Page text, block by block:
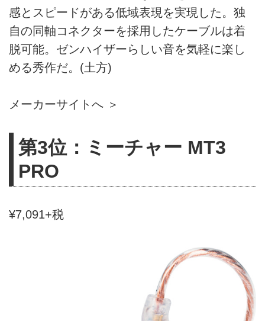
感とスピードがある低域表現を実現した。独
自の同軸コネクターを採用したケーブルは着
脱可能。ゼンハイザーらしい音を気軽に楽し
める秀作だ。(土方)
メーカーサイトへ ＞
第3位：ミーチャー MT3
PRO
¥7,091+税